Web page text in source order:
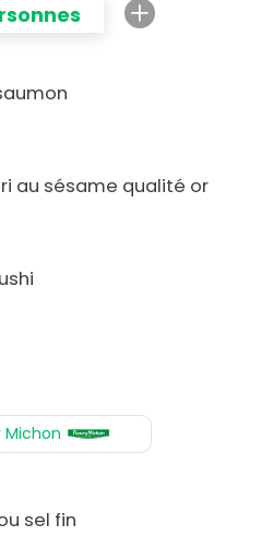
au sésame qualité or
Michon
sel fin